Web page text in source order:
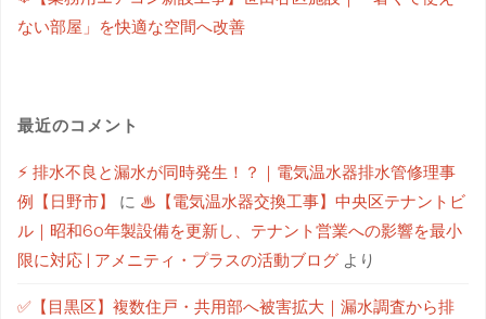
ない部屋」を快適な空間へ改善
最近のコメント
⚡ 排水不良と漏水が同時発生！？｜電気温水器排水管修理事
例【日野市】
に ♨【電気温水器交換工事】中央区テナントビ
ル｜昭和60年製設備を更新し、テナント営業への影響を最小
限に対応 | アメニティ・プラスの活動ブログ より
✅【目黒区】複数住戸・共用部へ被害拡大｜漏水調査から排